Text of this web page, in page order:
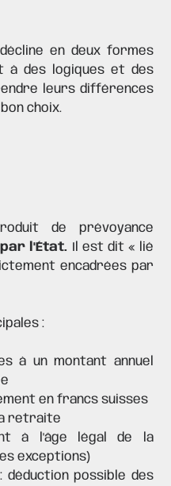
en deux formes
à des logiques et des
leurs différences
choix.
de prévoyance
l'État. Il est dit « lié
encadrées par
:
à un montant annuel
en francs suisses
retraite
à l'âge légal de la
exceptions)
possible des